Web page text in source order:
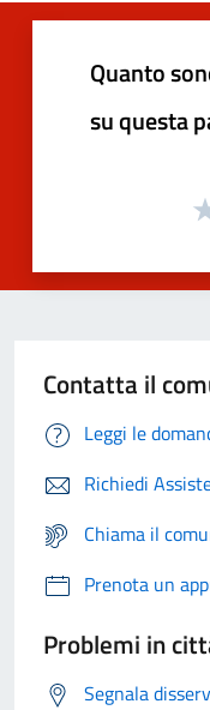
Quanto
su questa
Contatta il
Leggi le
Richiedi
Chiama il
Prenota un
Problemi in
Segnala